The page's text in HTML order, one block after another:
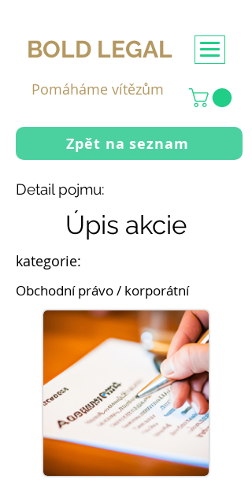
BOLD LEGAL
Pomáháme vítězům
Zpět na seznam
Detail pojmu:
Úpis akcie
kategorie:
Obchodní právo / korporátní